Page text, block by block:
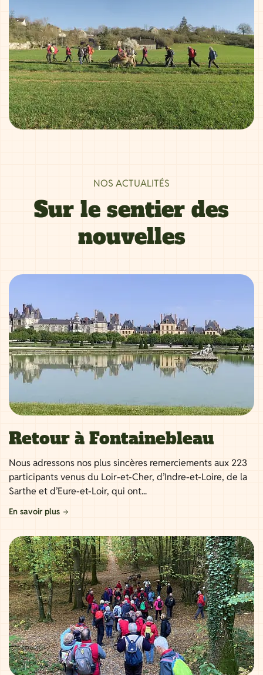
NOS ACTUALITÉS
Sur le sentier des
nouvelles
Retour à Fontainebleau
Nous adressons nos plus sincères remerciements aux 223
participants venus du Loir-et-Cher, d’Indre-et-Loire, de la
Sarthe et d’Eure-et-Loir, qui ont...
En savoir plus